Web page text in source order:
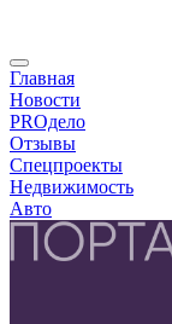
Главная
Новости
PROдело
Отзывы
Спецпроекты
Недвижимость
Авто